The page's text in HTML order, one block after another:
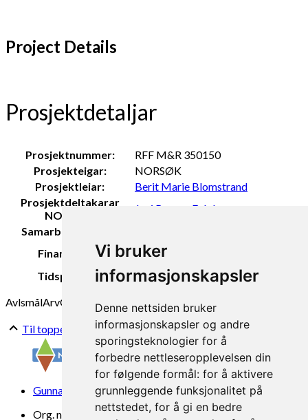
Vi bruker
informasjonskapsler
Denne nettsiden bruker
informasjonskapsler og andre
sporingsteknologier for å
forbedre nettleseropplevelsen din
for følgende formål: for å aktivere
grunnleggende funksjonalitet på
nettstedet, for å gi en bedre
Project Details
Prosjektdetaljar
Prosjektnummer:
RFF M&R 350150
Prosjekteigar:
NORSØK
Prosjektleiar:
Berit Marie Blomstrand
Prosjektdeltakarar
NORSØK:
Juni Rosann E. Johanssen
Samarbeidspartar:
Finansiering:
Regionalt forskningfond Møre og
Romsdal
Tidsperiode:
2024
AvlsmålArvGenetikk Lammetap Sommerbeite
Til toppen
Gunnars veg 6, 6630 Tingvoll
Org. nr. 969 840 383